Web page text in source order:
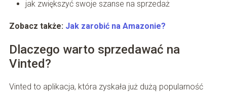
jak zwiększyć swoje szanse na sprzedaż
Zobacz także: Jak zarobić na Amazonie?
Dlaczego warto sprzedawać na
Vinted?
Vinted to aplikacja, która zyskała już dużą popularność